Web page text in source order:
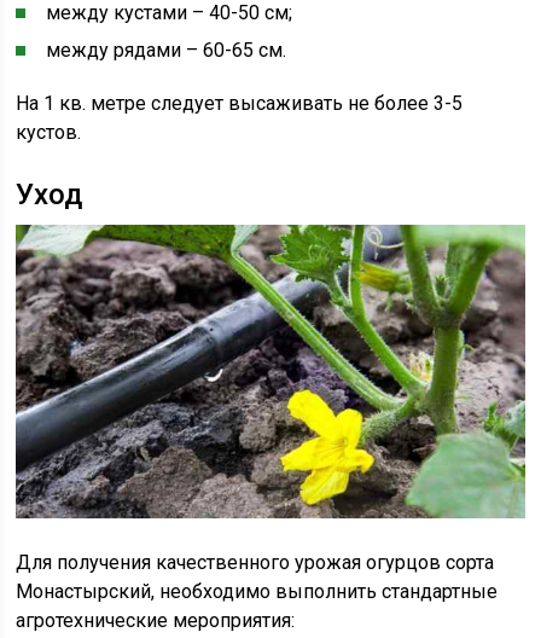
между кустами – 40-50 см;
между рядами – 60-65 см.
На 1 кв. метре следует высаживать не более 3-5
кустов.
Уход
Для получения качественного урожая огурцов сорта
Монастырский, необходимо выполнить стандартные
агротехнические мероприятия: